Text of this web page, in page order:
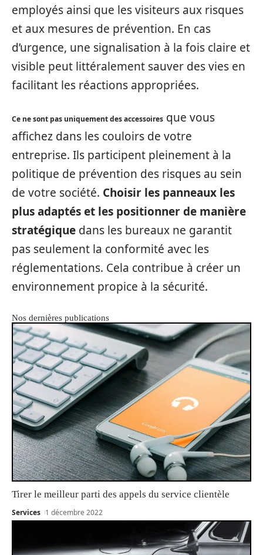
employés ainsi que les visiteurs aux risques
et aux mesures de prévention. En cas
d’urgence, une signalisation à la fois claire et
visible peut littéralement sauver des vies en
facilitant les réactions appropriées.
Ce ne sont pas uniquement des accessoires que vous
affichez dans les couloirs de votre
entreprise. Ils participent pleinement à la
politique de prévention des risques au sein
de votre société. Choisir les panneaux les
plus adaptés et les positionner de manière
stratégique dans les bureaux ne garantit
pas seulement la conformité avec les
réglementations. Cela contribue à créer un
environnement propice à la sécurité.
Nos dernières publications
Tirer le meilleur parti des appels du service clientèle
Services 1 décembre 2022